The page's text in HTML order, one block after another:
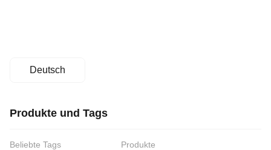
Deutsch
Produkte und Tags
Beliebte Tags
Produkte